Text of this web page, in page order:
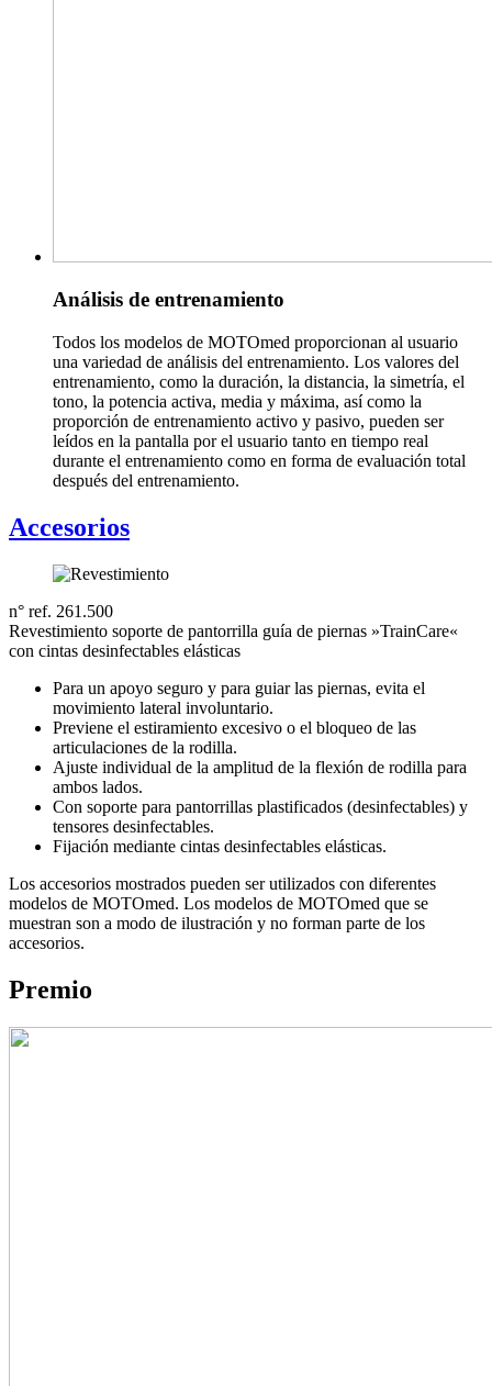
Análisis de entrenamiento
Todos los modelos de MOTOmed proporcionan al usuario
una variedad de análisis del entrenamiento. Los valores del
entrenamiento, como la duración, la distancia, la simetría, el
tono, la potencia activa, media y máxima, así como la
proporción de entrenamiento activo y pasivo, pueden ser
leídos en la pantalla por el usuario tanto en tiempo real
durante el entrenamiento como en forma de evaluación total
después del entrenamiento.
Accesorios
n° ref. 261.500
Revestimiento soporte de pantorrilla guía de piernas »TrainCare«
con cintas desinfectables elásticas
Para un apoyo seguro y para guiar las piernas, evita el
movimiento lateral involuntario.
Previene el estiramiento excesivo o el bloqueo de las
articulaciones de la rodilla.
Ajuste individual de la amplitud de la flexión de rodilla para
ambos lados.
Con soporte para pantorrillas plastificados (desinfectables) y
tensores desinfectables.
Fijación mediante cintas desinfectables elásticas.
Los accesorios mostrados pueden ser utilizados con diferentes
modelos de MOTOmed. Los modelos de MOTOmed que se
muestran son a modo de ilustración y no forman parte de los
accesorios.
Premio